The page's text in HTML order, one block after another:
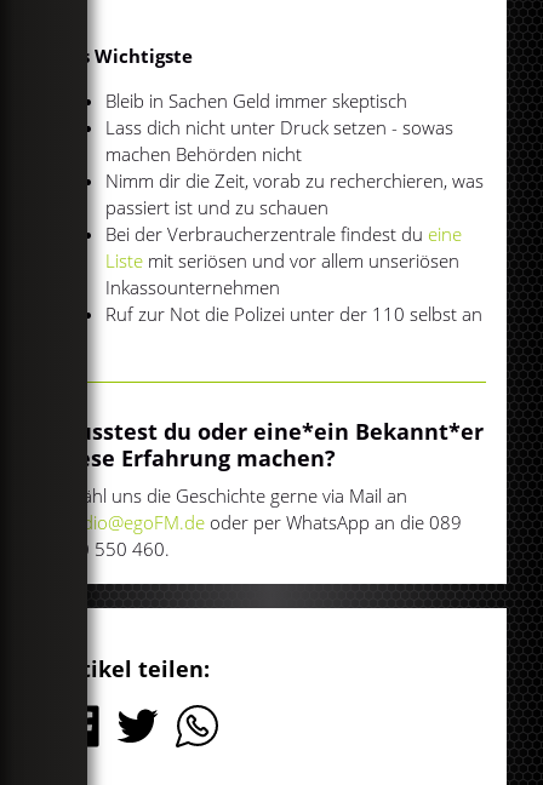
Das Wichtigste
Bleib in Sachen Geld immer skeptisch
Lass dich nicht unter Druck setzen - sowas
machen Behörden nicht
Nimm dir die Zeit, vorab zu recherchieren, was
passiert ist und zu schauen
Bei der Verbraucherzentrale findest du eine
Liste mit seriösen und vor allem unseriösen
Inkassounternehmen
Ruf zur Not die Polizei unter der 110 selbst an
Musstest du oder eine*ein Bekannt*er
diese Erfahrung machen?
Erzähl uns die Geschichte gerne via Mail an
studio@egoFM.de oder per WhatsApp an die 089
360 550 460.
Artikel teilen: